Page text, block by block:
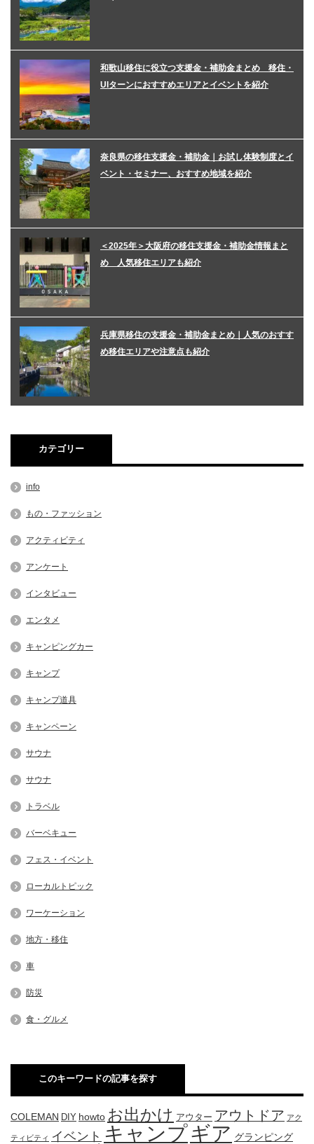
和歌山移住に役立つ支援金・補助金まとめ 移住・
UIターンにおすすめエリアとイベントを紹介
奈良県の移住支援金・補助金｜お試し体験制度とイ
ベント・セミナー、おすすめ地域を紹介
＜2025年＞大阪府の移住支援金・補助金情報まと
め 人気移住エリアも紹介
兵庫県移住の支援金・補助金まとめ｜人気のおすす
め移住エリアや注意点も紹介
カテゴリー
info
もの・ファッション
アクティビティ
アンケート
インタビュー
エンタメ
キャンピングカー
キャンプ
キャンプ道具
キャンペーン
サウナ
サウナ
トラベル
バーベキュー
フェス・イベント
ローカルトピック
ワーケーション
地方・移住
車
防災
食・グルメ
このキーワードの記事を探す
COLEMAN DIY howto お出かけ アウター アウトドア アク
ティビティ イベント キャンプギア グランピング